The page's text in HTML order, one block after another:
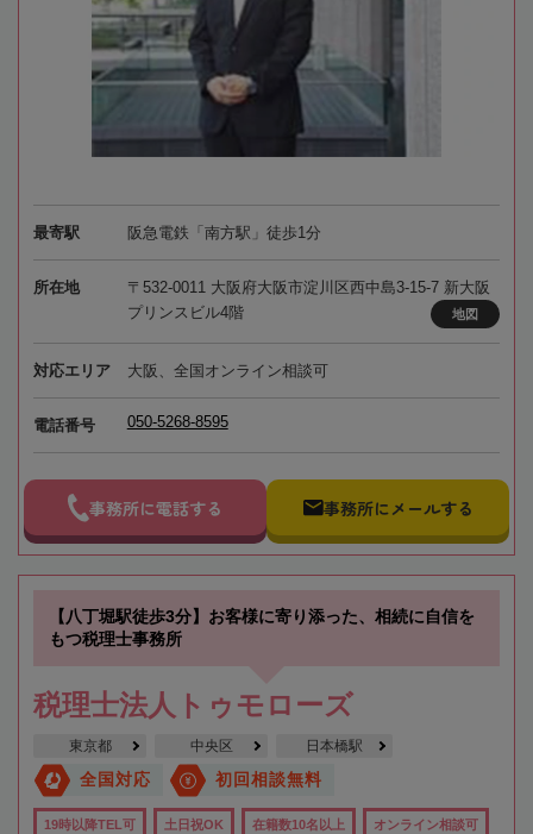
最寄駅 阪急電鉄「南方駅」徒歩1分
所在地
〒532-0011 大阪府大阪市淀川区西中島3-15-7 新大阪
プリンスビル4階
地図
対応エリア 大阪、全国オンライン相談可
電話番号 050-5268-8595
事務所に電話する 事務所にメールする
【八丁堀駅徒歩3分】お客様に寄り添った、相続に自信を
もつ税理士事務所
税理士法人トゥモローズ
東京都 中央区 日本橋駅
全国対応 初回相談無料
19時以降TEL可 土日祝OK 在籍数10名以上 オンライン相談可